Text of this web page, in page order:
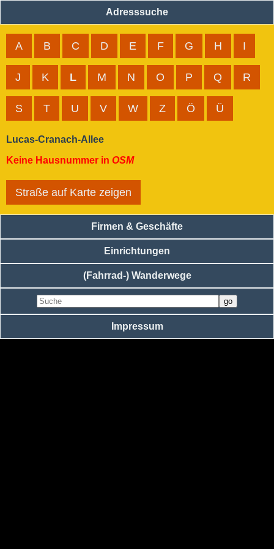
Adresssuche
A B C D E F G H I
J K L M N O P Q R
S T U V W Z Ö Ü
Lucas-Cranach-Allee
Keine Hausnummer in OSM
Straße auf Karte zeigen
Firmen & Geschäfte
Einrichtungen
(Fahrrad-) Wanderwege
Impressum